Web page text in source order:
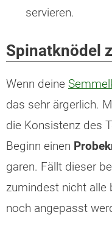
servieren.
Spinatknödel
Wenn deine
das sehr ärgerlich.
die Konsistenz des
Beginn einen
garen. Fällt dieser
zumindest nicht alle
noch angepasst